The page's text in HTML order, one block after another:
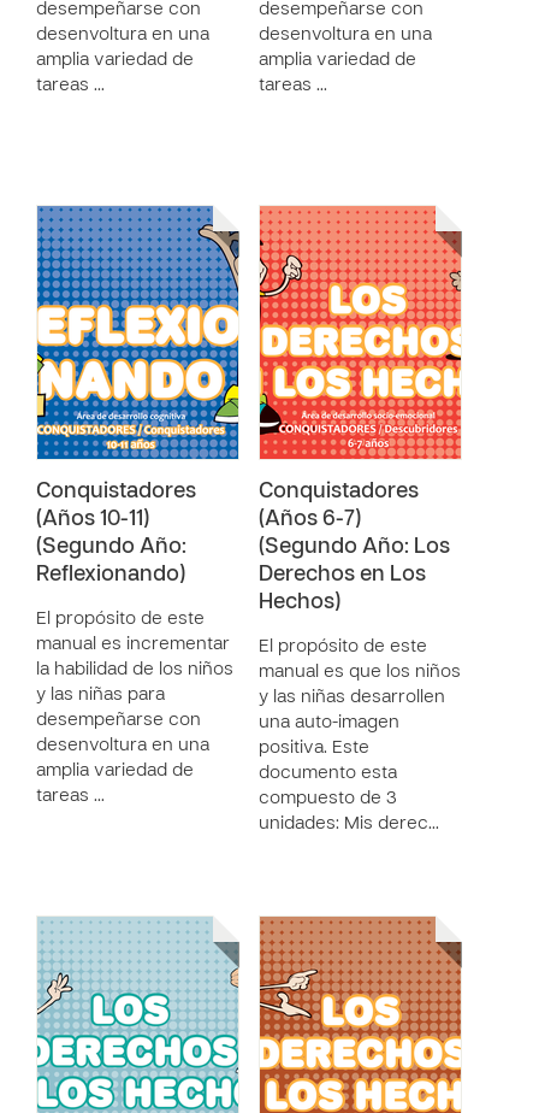
desempeñarse con
desenvoltura en una
amplia variedad de
tareas …
desempeñarse con
desenvoltura en una
amplia variedad de
tareas …
Conquistadores
(Años 10-11)
(Segundo Año:
Reflexionando)
El propósito de este
manual es incrementar
la habilidad de los niños
y las niñas para
desempeñarse con
desenvoltura en una
amplia variedad de
tareas …
Conquistadores
(Años 6-7)
(Segundo Año: Los
Derechos en Los
Hechos)
El propósito de este
manual es que los niños
y las niñas desarrollen
una auto-imagen
positiva. Este
documento esta
compuesto de 3
unidades: Mis derec…